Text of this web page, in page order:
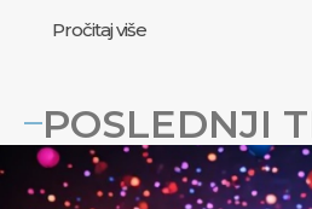
Pročitaj više
POSLEDNJI